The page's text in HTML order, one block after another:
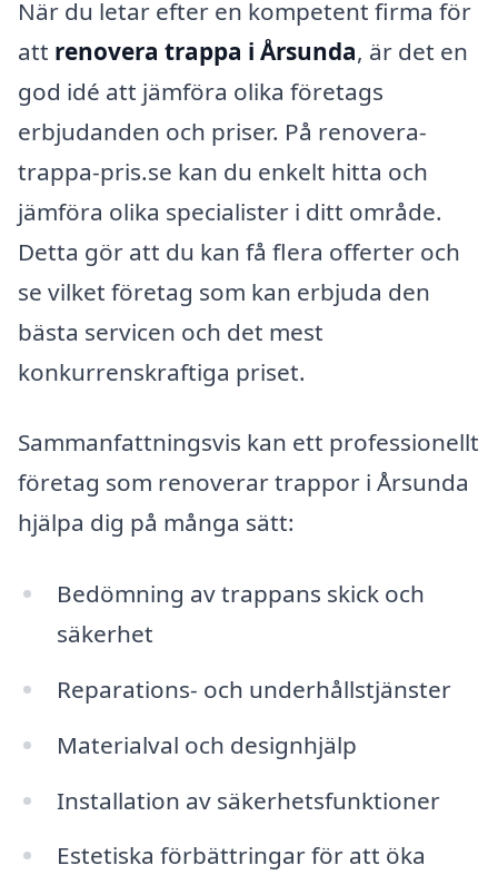
När du letar efter en kompetent firma för
att renovera trappa i Årsunda, är det en
god idé att jämföra olika företags
erbjudanden och priser. På renovera-
trappa-pris.se kan du enkelt hitta och
jämföra olika specialister i ditt område.
Detta gör att du kan få flera offerter och
se vilket företag som kan erbjuda den
bästa servicen och det mest
konkurrenskraftiga priset.
Sammanfattningsvis kan ett professionellt
företag som renoverar trappor i Årsunda
hjälpa dig på många sätt:
Bedömning av trappans skick och
säkerhet
Reparations- och underhållstjänster
Materialval och designhjälp
Installation av säkerhetsfunktioner
Estetiska förbättringar för att öka